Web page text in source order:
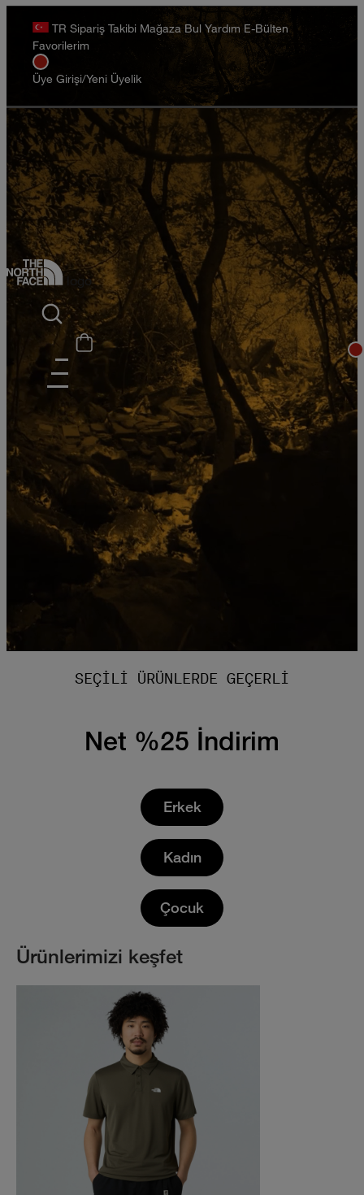
TR Sipariş Takibi Mağaza Bul Yardım E-Bülten
Favorilerim
Üye Girişi/Yeni Üyelik
logo
SEÇILI ÜRÜNLERDE GEÇERLI
Net %25 İndirim
Erkek
Kadın
Çocuk
Seçili Ürünlerde Geçerli
Net %25 İndirim
Erkek
Kadın
Çocuk
Ürünlerimizi keşfet